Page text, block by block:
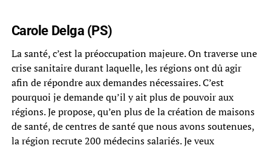
Carole Delga (PS)
La santé, c’est la préoccupation majeure. On traverse une
crise sanitaire durant laquelle, les régions ont dû agir
afin de répondre aux demandes nécessaires. C’est
pourquoi je demande qu’il y ait plus de pouvoir aux
régions. Je propose, qu’en plus de la création de maisons
de santé, de centres de santé que nous avons soutenues,
la région recrute 200 médecins salariés. Je veux